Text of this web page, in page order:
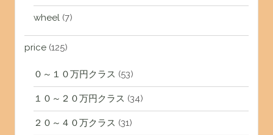
wheel(7)
price(125)
０～１０万円クラス (53)
１０～２０万円クラス (34)
２０～４０万クラス (31)